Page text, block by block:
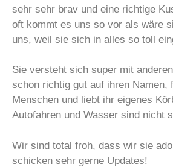
sehr sehr brav und eine richtige
oft kommt es uns so vor als wäre
uns, weil sie sich in alles so toll
Sie versteht sich super mit
schon richtig gut auf ihren Namen,
Menschen und liebt ihr eigenes
Autofahren und Wasser sind nicht
Wir sind total froh, dass wir sie
schicken sehr gerne Updates!